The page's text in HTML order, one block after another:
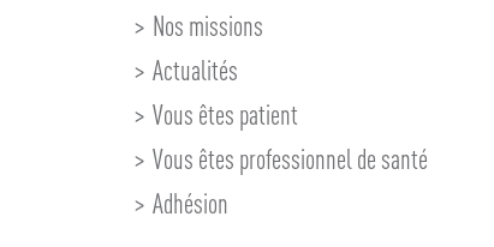
Nos missions
Actualités
Vous êtes patient
Vous êtes professionnel de santé
Adhésion